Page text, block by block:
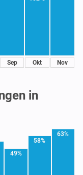
Sep Okt Nov
in
49%
58%
63%